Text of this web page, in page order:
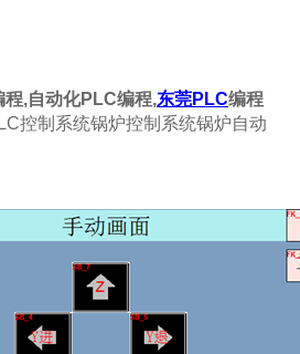
程,自动化PLC编程,东莞PLC编程
控制系统锅炉控制系统锅炉自动